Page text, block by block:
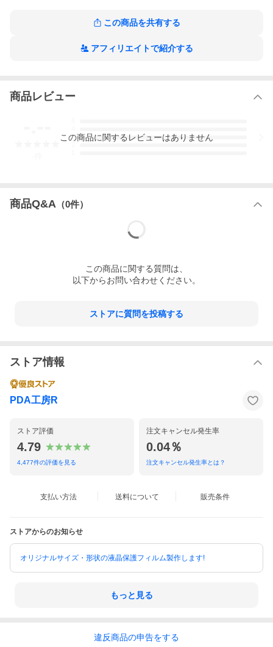
この商品を共有する
アフィリエイトで紹介する
商品レビュー
3
この商品に関するレビューはありません
商品Q&A （0件）
この商品に関する質問は、
以下からお問い合わせください。
ストアに質問を投稿する
ストア情報
PDA工房R
ストア評価
4.79
4,477件の評価を見る
注文キャンセル発生率
0.04％
注文キャンセル発生率とは？
支払い方法 送料について 販売条件
ストアからのお知らせ
オリジナルサイズ・形状の液晶保護フィルム製作します!
もっと見る
違反商品の申告をする